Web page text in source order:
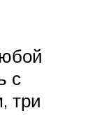
с
три